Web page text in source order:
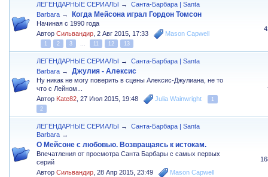
ЛЕГЕНДАРНЫЕ СЕРИАЛЫ →
Санта-Барбара | Santa
Barbara → Когда Мейсона играл Гордон Томсон
Начиная с 1990 года
АвторСильвандир ,2 Авг 2015, 17:33 Mason Capwell
1 2 3 ... 11 12 13
ЛЕГЕНДАРНЫЕ СЕРИАЛЫ →
Санта-Барбара | Santa
Barbara → Джулия - Алексис
Ну никак не могу поверить в сцены Алексис-Джулиана, не то
что с Лейном...
Автор Kate82 ,27 Июл 2015, 19:48 Julia Wainwright
1
2
ЛЕГЕНДАРНЫЕ СЕРИАЛЫ →
Санта-Барбара | Santa
Barbara →
О Мейсоне с любовью. Возвращаясь к истокам.
Впечатления от просмотра Санта Барбары с самых первых
серий
АвторСильвандир ,28 Апр 2015, 23:49 Mason Capwell